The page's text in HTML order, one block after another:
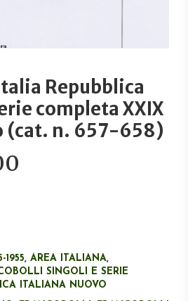
Repubblica
completa XXIX
(cat. n. 657-658)
€48,00.
1955, AREA ITALIANA,
SINGOLI E SERIE
ITALIANA NUOVO